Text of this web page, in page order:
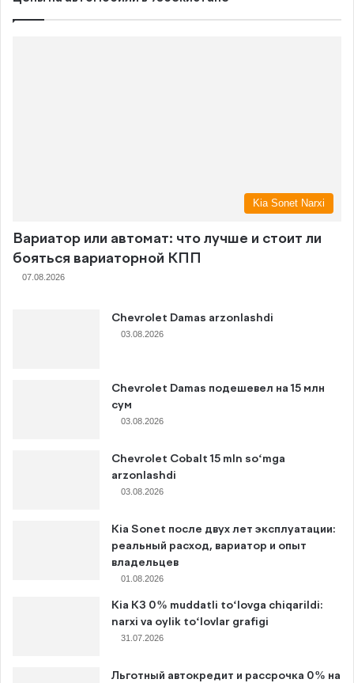
Kia Sonet Narxi
Вариатор или автомат: что лучше и стоит ли
бояться вариаторной КПП
07.08.2026
Chevrolet Damas arzonlashdi
03.08.2026
Chevrolet Damas подешевел на 15 млн
сум
03.08.2026
Chevrolet Cobalt 15 mln so‘mga
arzonlashdi
03.08.2026
Kia Sonet после двух лет эксплуатации:
реальный расход, вариатор и опыт
владельцев
01.08.2026
Kia K3 0% muddatli to‘lovga chiqarildi:
narxi va oylik to‘lovlar grafigi
31.07.2026
Льготный автокредит и рассрочка 0% на